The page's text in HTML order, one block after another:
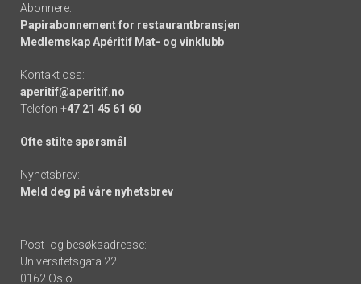
Abonnere:
Papirabonnement for restaurantbransjen
Medlemskap Apéritif Mat- og vinklubb
Kontakt oss:
aperitif@aperitif.no
Telefon +47 21 45 61 60
Ofte stilte spørsmål
Nyhetsbrev:
Meld deg på våre nyhetsbrev
Post- og besøksadresse:
Universitetsgata 22
0162 Oslo